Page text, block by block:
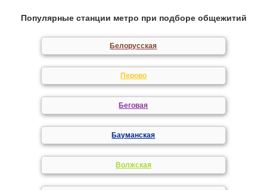
Популярные станции метро при подборе общежитий
Белорусская
Перово
Беговая
Бауманская
Волжская